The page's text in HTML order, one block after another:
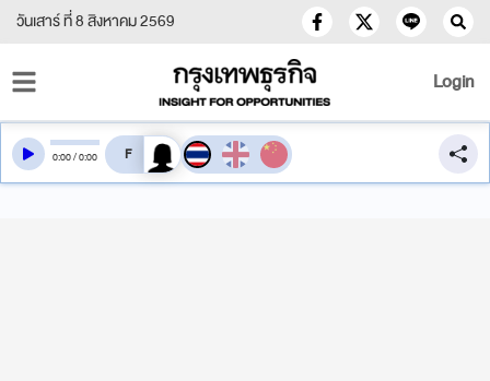
วันเสาร์ ที่ 8 สิงหาคม 2569
Login
0:00/0:00 สลับเสียงอ่าน